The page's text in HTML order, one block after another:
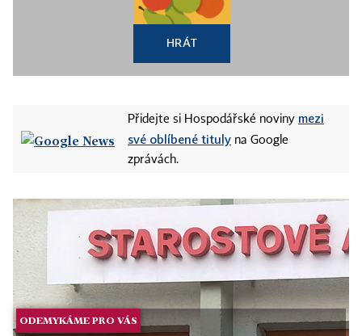
HRÁT
Přidejte si Hospodářské noviny mezi
své oblíbené tituly na Google
zprávách.
ODEMYKÁME PRO VÁS